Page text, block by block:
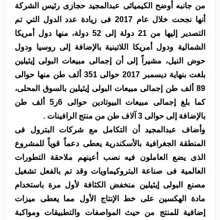
من جانبه أوضح الكيميائى عبدالمجيد حجازى رئيس الشركة
أنها نجحت خلال عام 2017 فى زيادة عدد الدول التي تم
التصدير إليها من 21 دولة إلى 52 دولة، منها دول أمريكا
الشمالية ودول أمريكا اللاتينية بالإضافة إلى روسيا ودول
حوض النيل، مشيراً إلى أن إجمالى مبيعات البولى إيثيلين
بلغت بنهاية ديسمبر 2017 حوالى 351 ألف طن منها حوالى
89 ألف طن إجمالى مبيعات البولى إيثيلين بالسوق المحلى،
كما بلغ إجمالى مبيعات البيوتادين حوالى 6ر5 ألف طن
بالإضافة إلى حوالى 3 آلاف طن من منتج الرافينات .
وأضاف عبدالمجيد أن التكامل مع شركات البترول فى
المنطقة الجغرافية بالأسكندرية يعطى دعماً قوياً للمشروع
الذى يضع العاملون فيه نصب أعينهم ملاحقة التطورات
العالمية فى صناعة البتروكيماويات وقد تم بالفعل تشغيل
مصنع البولى إيثيلين منخفض الكثافة لأول مرة باستخدام
مادة الهكسين على خط الإنتاج الأول مما يعطى ميزات
إضافية للمنتج من حيث المواصفات والتطبيقات ومواكبة